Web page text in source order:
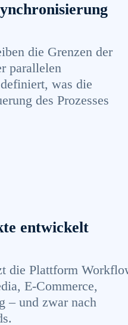
die Grenzen der
parallelen
was die
des Prozesses
entwickelt
die Plattform
E-Commerce,
– und zwar nach